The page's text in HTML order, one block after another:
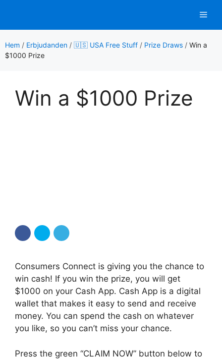
innehåll
Hem / Erbjudanden / 🇺🇸 USA Free Stuff / Prize Draws / Win a
$1000 Prize
Win a $1000 Prize
Consumers Connect is giving you the chance to
win cash! If you win the prize, you will get
$1000 on your Cash App. Cash App is a digital
wallet that makes it easy to send and receive
money. You can spend the cash on whatever
you like, so you can’t miss your chance.
Press the green “CLAIM NOW” button below to